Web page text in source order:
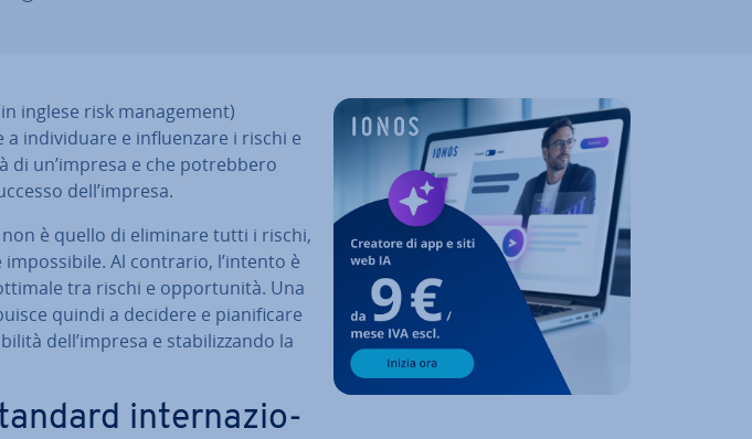
inglese risk ma­na­ge­ment)
in­di­vi­dua­re e in­fluen­za­re i rischi e
un’impresa e che po­treb­be­ro
dell’impresa.
è quello di eliminare tutti i rischi,
Al contrario, l’intento è
tra rischi e op­por­tu­ni­tà. Una
quindi a decidere e pia­ni­fi­ca­re
dell’impresa e sta­bi­liz­zan­do la
in­ter­na­zio­